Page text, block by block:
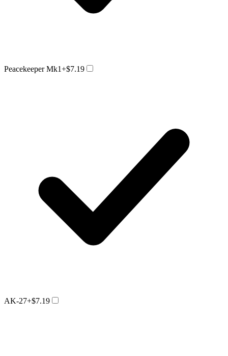
Peacekeeper Mk1+$7.19
AK-27+$7.19